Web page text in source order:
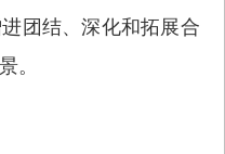
团结、深化和拓展合
。